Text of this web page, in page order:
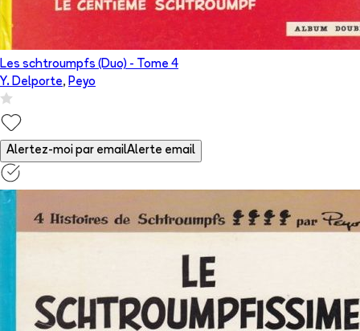
Les schtroumpfs (Duo) - Tome 4
Y. Delporte, Peyo
Alertez-moi par emailAlerte email